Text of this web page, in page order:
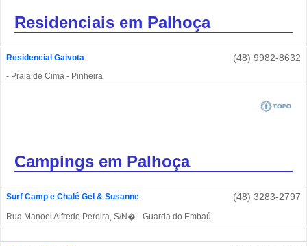
Residenciais em Palhoça
Residencial Gaivota (48) 9982-8632
- Praia de Cima - Pinheira
Campings em Palhoça
Surf Camp e Chalé Gel & Susanne (48) 3283-2797
Rua Manoel Alfredo Pereira, S/N� - Guarda do Embaú